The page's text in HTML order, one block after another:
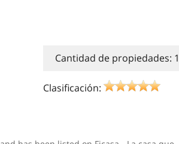
Cantidad de propiedades:
Clasificación: